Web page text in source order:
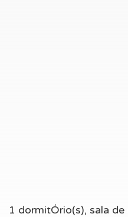
1 dormitÓrio(s), sala de